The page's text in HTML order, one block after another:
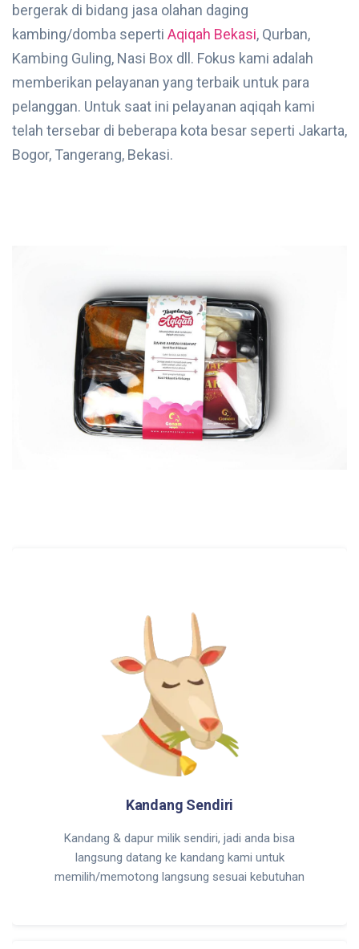
bergerak di bidang jasa olahan daging
kambing/domba seperti Aqiqah Bekasi, Qurban,
Kambing Guling, Nasi Box dll. Fokus kami adalah
memberikan pelayanan yang terbaik untuk para
pelanggan. Untuk saat ini pelayanan aqiqah kami
telah tersebar di beberapa kota besar seperti Jakarta,
Bogor, Tangerang, Bekasi.
Kandang Sendiri
Kandang & dapur milik sendiri, jadi anda bisa
langsung datang ke kandang kami untuk
memilih/memotong langsung sesuai kebutuhan